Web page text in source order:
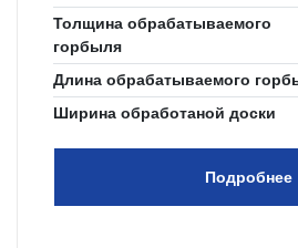
Толщина обрабатываемого
горбыля
Длина обрабатываемого
Ширина обработаной доски
Подробнее